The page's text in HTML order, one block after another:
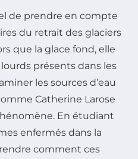
de prendre en compte
du retrait des glaciers
que la glace fond, elle
présents dans les
les sources d’eau
Catherine Larose
En étudiant
enfermés dans la
comment ces